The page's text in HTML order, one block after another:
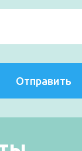
Отправить